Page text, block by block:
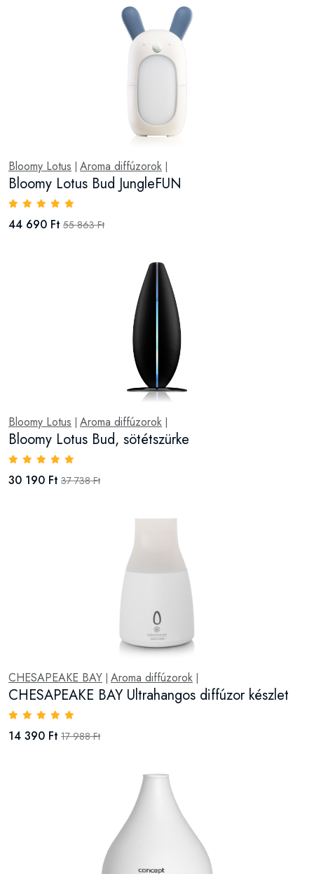
Bloomy Lotus Aroma diffúzorok
Bloomy Lotus Bud JungleFUN
44 690 Ft 55 863 Ft
Bloomy Lotus Aroma diffúzorok
Bloomy Lotus Bud, sötétszürke
30 190 Ft 37 738 Ft
CHESAPEAKE BAY Aroma diffúzorok
CHESAPEAKE BAY Ultrahangos diffúzor készlet
14 390 Ft 17 988 Ft